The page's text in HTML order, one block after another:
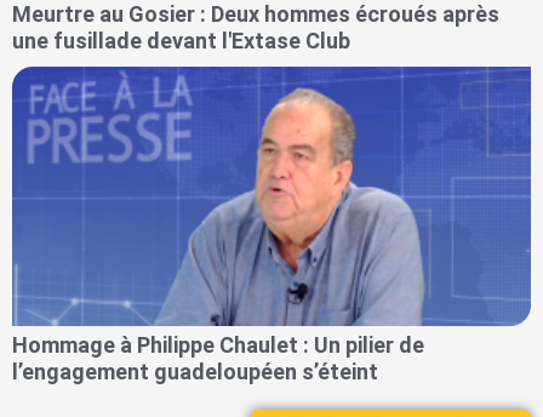
Meurtre au Gosier : Deux hommes écroués après
une fusillade devant l'Extase Club
Hommage à Philippe Chaulet : Un pilier de
l’engagement guadeloupéen s’éteint